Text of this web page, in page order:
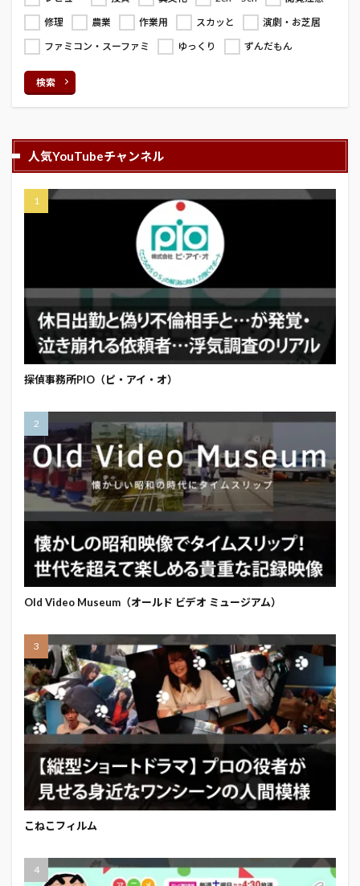
修理
農業 作業用 スカッと
演劇・お芝居
ファミコン・スーファミ
ゆっくり ずんだもん
検索
人気YouTubeチャンネル
探偵事務所PIO（ピ・アイ・オ）
Old Video Museum（オールド ビデオ ミュージアム）
こねこフィルム